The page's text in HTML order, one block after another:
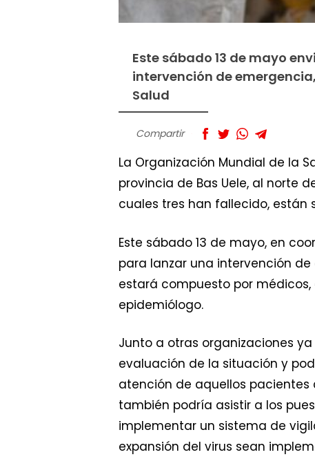
Este sábado 13 de mayo
intervención de
Salud
Compartir
La Organización Mundial de la
provincia de Bas Uele, al norte
cuales tres han fallecido,
Este sábado 13 de mayo, en
para lanzar una intervención de
estará compuesto por
epidemiólogo.
Junto a otras organizaciones
evaluación de la situación y
atención de aquellos pacientes
también podría asistir a los
implementar un sistema de
expansión del virus sean